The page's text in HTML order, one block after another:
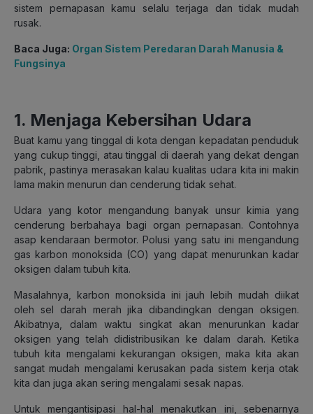
sistem pernapasan kamu selalu terjaga dan tidak mudah
rusak.
Baca Juga: Organ Sistem Peredaran Darah Manusia &
Fungsinya
1. Menjaga Kebersihan Udara
Buat kamu yang tinggal di kota dengan kepadatan penduduk
yang cukup tinggi, atau tinggal di daerah yang dekat dengan
pabrik, pastinya merasakan kalau kualitas udara kita ini makin
lama makin menurun dan cenderung tidak sehat.
Udara yang kotor mengandung banyak unsur kimia yang
cenderung berbahaya bagi organ pernapasan. Contohnya
asap kendaraan bermotor. Polusi yang satu ini mengandung
gas karbon monoksida (CO) yang dapat menurunkan kadar
oksigen dalam tubuh kita.
Masalahnya, karbon monoksida ini jauh lebih mudah diikat
oleh sel darah merah jika dibandingkan dengan oksigen.
Akibatnya, dalam waktu singkat akan menurunkan kadar
oksigen yang telah didistribusikan ke dalam darah. Ketika
tubuh kita mengalami kekurangan oksigen, maka kita akan
sangat mudah mengalami kerusakan pada sistem kerja otak
kita dan juga akan sering mengalami sesak napas.
Untuk mengantisipasi hal-hal menakutkan ini, sebenarnya